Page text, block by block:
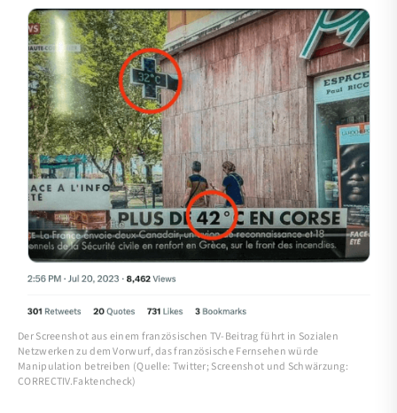
Der Screenshot aus einem französischen TV-Beitrag führt in Sozialen
Netzwerken zu dem Vorwurf, das französische Fernsehen würde
Manipulation betreiben (Quelle: Twitter; Screenshot und Schwärzung:
CORRECTIV.Faktencheck)